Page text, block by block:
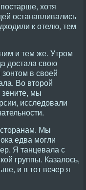
хотя
останавливались
к отелю, тем
и тем же. Утром
достала свою
в своей
Во второй
мы
исследовали
Мы
едва могли
Я танцевала с
группы. Казалось,
и в тот вечер я